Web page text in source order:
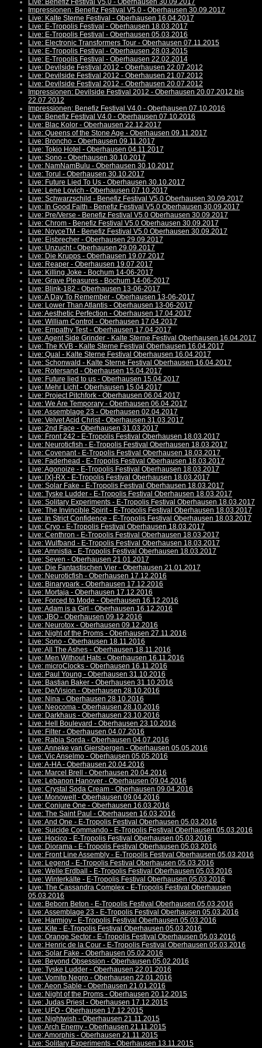
Live: Benefiz Festival V5.0 - Oberhausen 30.09.2017
Impressionen: Benefiz Festival V5.0 - Oberhausen 30.09.2017
Live: Kalte Sterne Festival - Oberhausen 16.04.2017
Live: E-Tropolis Festival - Oberhausen 18.03.2017
Live: E-Tropolis Festival - Oberhausen 05.03.2016
Live: Electronic Transformers Tour - Oberhausen 07.11.2015
Live: E-Tropolis Festival - Oberhausen 28.03.2015
Live: E-Tropolis Festival - Oberhausen 22.02.2014
Live: Devilside Festival 2012 - Oberhausen 22.07.2012
Live: Devilside Festival 2012 - Oberhausen 21.07.2012
Live: Devilside Festival 2012 - Oberhausen 20.07.2012
Impressionen: Devilside Festival 2012 - Oberhausen 20.07.2012 bis
22.07.2012
Impressionen: Benefiz Festival V4.0 - Oberhausen 07.10.2016
Live: Benefiz Festival V4.0 - Oberhausen 07.10.2016
Live: Blac Kolor - Oberhausen 22.12.2017
Live: Queens of the Stone Age - Oberhausen 09.11.2017
Live: Broncho - Oberhausen 09.11.2017
Live: Tokio Hotel - Oberhausen 04.11.2017
Live: Sono - Oberhausen 30.10.2017
Live: NamNamBulu - Oberhausen 30.10.2017
Live: Torul - Oberhausen 30.10.2017
Live: Future Lied To Us - Oberhausen 30.10.2017
Live: Lene Lovich - Oberhausen 07.10.2017
Live: Schwarzschild - Benefiz Festival V5.0 Oberhausen 30.09.2017
Live: In Good Faith - Benefiz Festival V5.0 Oberhausen 30.09.2017
Live: Pre/Verse - Benefiz Festival V5.0 Oberhausen 30.09.2017
Live: Chrom - Benefiz Festival V5.0 Oberhausen 30.09.2017
Live: NoyceTM - Benefiz Festival V5.0 Oberhausen 30.09.2017
Live: Eisbrecher - Oberhausen 29.09.2017
Live: Unzucht - Oberhausen 29.09.2017
Live: Die Krupps - Oberhausen 19.07.2017
Live: Reaper - Oberhausen 19.07.2017
Live: Killing Joke - Bochum 14-06-2017
Live: Grave Pleasures - Bochum 14-06-2017
Live: Blink-182 - Oberhausen 13-06-2017
Live: A Day To Remember - Oberhausen 13-06-2017
Live: Lower Than Atlantis - Oberhausen 13-06-2017
Live: Aesthetic Perfection - Oberhausen 17.04.2017
Live: William Control - Oberhausen 17.04.2017
Live: Empathy Test - Oberhausen 17.04.2017
Live: Agent Side Grinder - Kalte Sterne Festival Oberhausen 16.04.2017
Live: The KVB - Kalte Sterne Festival Oberhausen 16.04.2017
Live: Qual - Kalte Sterne Festival Oberhausen 16.04.2017
Live: Schonwald - Kalte Sterne Festival Oberhausen 16.04.2017
Live: Rotersand - Oberhausen 15.04.2017
Live: Future lied to us - Oberhausen 15.04.2017
Live: Mehr Licht - Oberhausen 15.04.2017
Live: Project Pitchfork - Oberhausen 06.04.2017
Live: We Are Temporary - Oberhausen 06.04.2017
Live: Assemblage 23 - Oberhausen 02.04.2017
Live: Velvet Acid Christ - Oberhausen 31.03.2017
Live: 2nd Face - Oberhausen 31.03.2017
Live: Front 242 - E-Tropolis Festival Oberhausen 18.03.2017
Live: Neuroticfish - E-Tropolis Festival Oberhausen 18.03.2017
Live: Covenant - E-Tropolis Festival Oberhausen 18.03.2017
Live: Faderhead - E-Tropolis Festival Oberhausen 18.03.2017
Live: Agonoize - E-Tropolis Festival Oberhausen 18.03.2017
Live: [X]-RX - E-Tropolis Festival Oberhausen 18.03.2017
Live: Solar Fake - E-Tropolis Festival Oberhausen 18.03.2017
Live: Tyske Ludder - E-Tropolis Festival Oberhausen 18.03.2017
Live: Solitary Experiments - E-Tropolis Festival Oberhausen 18.03.2017
Live: The Invincible Spirit - E-Tropolis Festival Oberhausen 18.03.2017
Live: In Strict Confidence - E-Tropolis Festival Oberhausen 18.03.2017
Live: Cryo - E-Tropolis Festival Oberhausen 18.03.2017
Live: Centhron - E-Tropolis Festival Oberhausen 18.03.2017
Live: Wulfband - E-Tropolis Festival Oberhausen 18.03.2017
Live: Amnistia - E-Tropolis Festival Oberhausen 18.03.2017
Live: Seven - Oberhausen 21.01.2017
Live: Die Fantastischen Vier - Oberhausen 21.01.2017
Live: Neuroticfish - Oberhausen 17.12.2016
Live: Binarypark - Oberhausen 17.12.2016
Live: Mortaja - Oberhausen 17.12.2016
Live: Forced to Mode - Oberhausen 16.12.2016
Live: Adam is a Girl - Oberhausen 16.12.2016
Live: JBO - Oberhausen 09.12.2016
Live: Neurotox - Oberhausen 09.12.2016
Live: Night of the Proms - Oberhausen 27.11.2016
Live: Sono - Oberhausen 18.11.2016
Live: All The Ashes - Oberhausen 18.11.2016
Live: Men Without Hats - Oberhausen 16.11.2016
Live: microClocks - Oberhausen 16.11.2016
Live: Paul Young - Oberhausen 31.10.2016
Live: Bastian Baker - Oberhausen 31.10.2016
Live: De/Vision - Oberhausen 28.10.2016
Live: Nina - Oberhausen 28.10.2016
Live: Neocoma - Oberhausen 28.10.2016
Live: Darkhaus - Oberhausen 23.10.2016
Live: Hell Boulevard - Oberhausen 23.10.2016
Live: Filter - Oberhausen 04.07.2016
Live: Rabia Sorda - Oberhausen 04.07.2016
Live: Anneke van Giersbergen - Oberhausen 05.05.2016
Live: Vic Anselmo - Oberhausen 05.05.2016
Live: A-HA - Oberhausen 20.04.2016
Live: Marcel Brell - Oberhausen 20.04.2016
Live: Lebanon Hanover - Oberhausen 09.04.2016
Live: Crystal Soda Cream - Oberhausen 09.04.2016
Live: Monowelt - Oberhausen 09.04.2016
Live: Conjure One - Oberhausen 16.03.2016
Live: The Saint Paul - Oberhausen 16.03.2016
Live: And One - E-Tropolis Festival Oberhausen 05.03.2016
Live: Suicide Commando - E-Tropolis Festival Oberhausen 05.03.2016
Live: Hocico - E-Tropolis Festival Oberhausen 05.03.2016
Live: Diorama - E-Tropolis Festival Oberhausen 05.03.2016
Live: Front Line Assembly - E-Tropolis Festival Oberhausen 05.03.2016
Live: Legend - E-Tropolis Festival Oberhausen 05.03.2016
Live: Welle:Erdball - E-Tropolis Festival Oberhausen 05.03.2016
Live: Winterkälte - E-Tropolis Festival Oberhausen 05.03.2016
Live: The Cassandra Complex - E-Tropolis Festival Oberhausen
05.03.2016
Live: Beborn Beton - E-Tropolis Festival Oberhausen 05.03.2016
Live: Assemblage 23 - E-Tropolis Festival Oberhausen 05.03.2016
Live: Harmjoy - E-Tropolis Festival Oberhausen 05.03.2016
Live: Kite - E-Tropolis Festival Oberhausen 05.03.2016
Live: Orange Sector - E-Tropolis Festival Oberhausen 05.03.2016
Live: Henric de la Cour - E-Tropolis Festival Oberhausen 05.03.2016
Live: Solar Fake - Oberhausen 05.02.2016
Live: Beyond Obsession - Oberhausen 05.02.2016
Live: Tyske Ludder - Oberhausen 22.01.2016
Live: Vomito Negro - Oberhausen 22.01.2016
Live: Aeon Sable - Oberhausen 21.01.2016
Live: Night of the Proms - Oberhausen 20.12.2015
Live: Judas Priest - Oberhausen 17.12.2015
Live: UFO - Oberhausen 17.12.2015
Live: Nightwish - Oberhausen 21.11.2015
Live: Arch Enemy - Oberhausen 21.11.2015
Live: Amorphis - Oberhausen 21.11.2015
Live: Solitary Experiments - Oberhausen 13.11.2015